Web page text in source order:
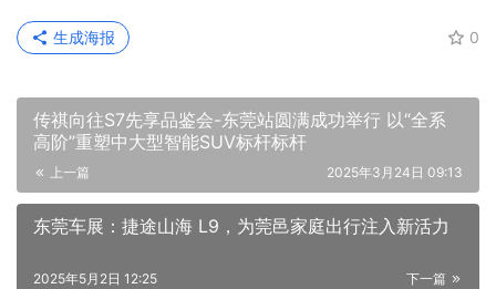
0
生成海报
传祺向往S7先享品鉴会-东莞站圆满成功举行 以“全系
高阶”重塑中大型智能SUV标杆标杆
上一篇 2025年3月24日 09:13
东莞车展：捷途山海 L9，为莞邑家庭出行注入新活力
下一篇
2025年5月2日 12:25